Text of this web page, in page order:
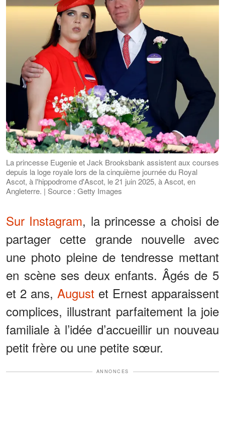
La princesse Eugenie et Jack Brooksbank assistent aux courses
depuis la loge royale lors de la cinquième journée du Royal
Ascot, à l'hippodrome d'Ascot, le 21 juin 2025, à Ascot, en
Angleterre. | Source : Getty Images
Sur Instagram, la princesse a choisi de
partager cette grande nouvelle avec
une photo pleine de tendresse mettant
en scène ses deux enfants. Âgés de 5
et 2 ans, August et Ernest apparaissent
complices, illustrant parfaitement la joie
familiale à l’idée d’accueillir un nouveau
petit frère ou une petite sœur.
ANNONCES